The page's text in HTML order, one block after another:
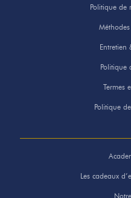
Politique de
Entretien
Politique
Termes
Politique
Les cadeaux